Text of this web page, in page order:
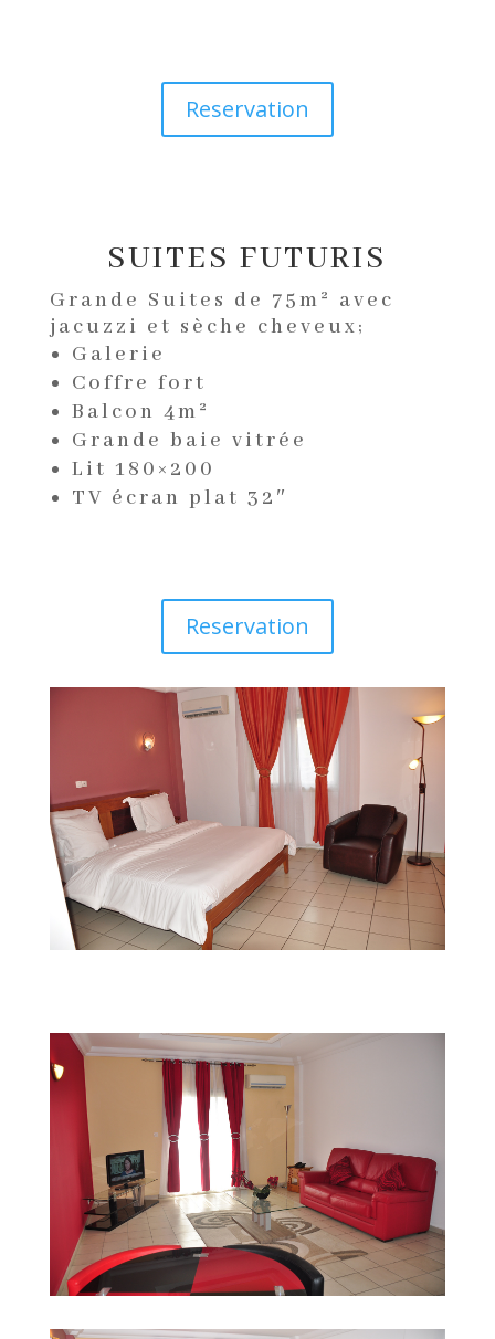
Reservation
SUITES FUTURIS
Grande Suites de 75m² avec
jacuzzi et sèche cheveux;
Galerie
Coffre fort
Balcon 4m²
Grande baie vitrée
Lit 180×200
TV écran plat 32″
Reservation